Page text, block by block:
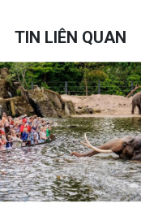
TIN LIÊN QUAN